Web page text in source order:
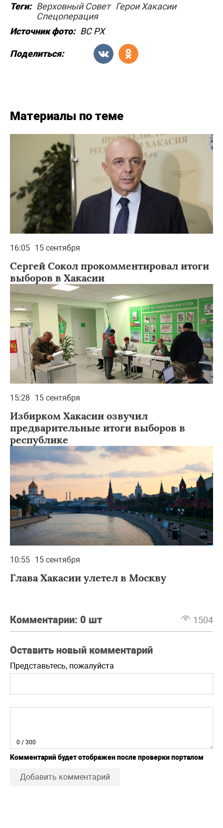
Теги: Верховный Совет Герои Хакасии
Спецоперация
Источник фото: ВС РХ
Поделиться:
Материалы по теме
16:05 15 сентября
Сергей Сокол прокомментировал итоги
выборов в Хакасии
15:28 15 сентября
Избирком Хакасии озвучил
предварительные итоги выборов в
республике
10:55 15 сентября
Глава Хакасии улетел в Москву
Комментарии: 0 шт 1504
Оставить новый комментарий
Представьтесь, пожалуйста
0 / 300
Комментарий будет отображен после проверки порталом
Добавить комментарий